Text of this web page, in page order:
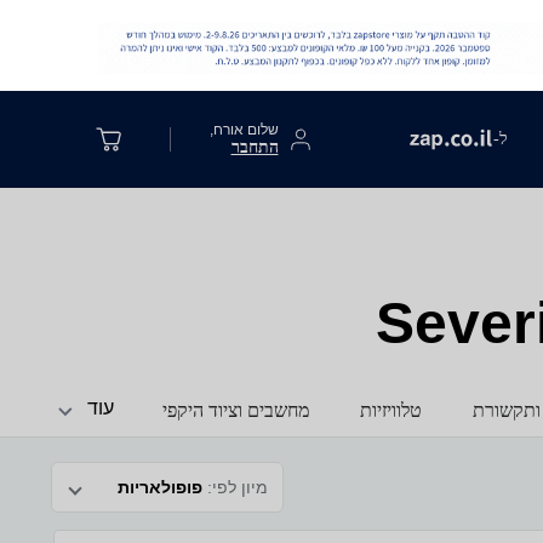
ל- שלום אורח,
התחבר
ותקשורת טלוויזיות מחשבים וציוד היקפי עוד
מיון לפי: פופולאריות